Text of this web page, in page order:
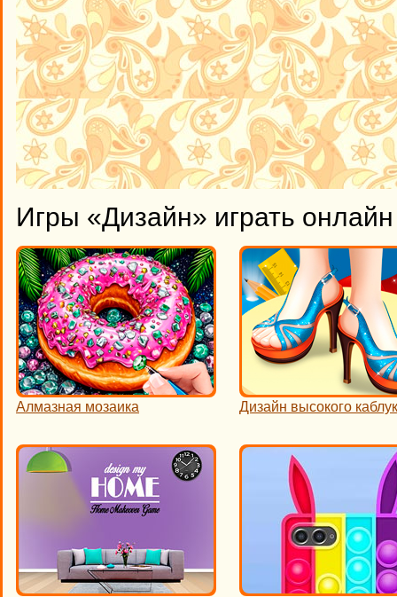
Игры «Дизайн» играть онлайн
Алмазная мозаика Дизайн высокого